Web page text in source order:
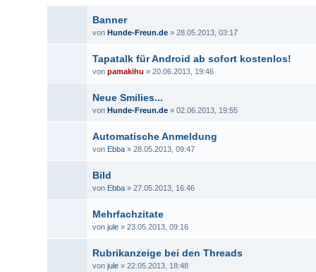
Banner
vonHunde-Freun.de » 28.05.2013, 03:17
Tapatalk für Android ab sofort kostenlos!
vonpamakihu » 20.06.2013, 19:46
Neue Smilies...
vonHunde-Freun.de » 02.06.2013, 19:55
Automatische Anmeldung
von Ebba » 28.05.2013, 09:47
Bild
von Ebba » 27.05.2013, 16:46
Mehrfachzitate
vonjule » 23.05.2013, 09:16
Rubrikanzeige bei den Threads
vonjule » 22.05.2013, 18:48